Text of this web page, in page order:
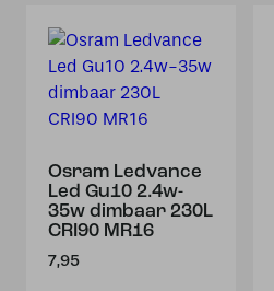
Osram Ledvance
Led Gu10 2.4w-
35w dimbaar 230L
CRI90 MR16
7,95